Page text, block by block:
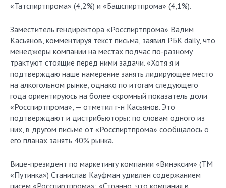
«Татспиртпрома» (4,2%) и «Башспиртпрома» (4,1%).
Заместитель гендиректора «Росспиртпрома» Вадим
Касьянов, комментируя текст письма, заявил РБК daily, что
менеджеры компании на местах подчас по-разному
трактуют стоящие перед ними задачи. «Хотя я и
подтверждаю наше намерение занять лидирующее место
на алкогольном рынке, однако по итогам следующего
года ориентируюсь на более скромный показатель доли
«Росспиртпрома», — отметил г-н Касьянов. Это
подтверждают и дистрибьюторы: по словам одного из
них, в другом письме от «Росспиртпрома» сообщалось о
его планах занять 40% рынка.
Вице-президент по маркетингу компании «Винэксим» (ТМ
«Путинка») Станислав Кауфман удивлен содержанием
писем «Росспиртпрома»: «Странно, что компания в